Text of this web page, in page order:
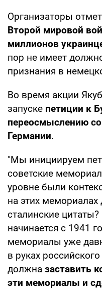
Организаторы
Второй мировой
миллионов
пор не имеет
признания в
Во время акции
запуске петиции к
переосмыслению
Германии.
"Мы инициируем
советские
уровне были
на этих мемориалах
сталинские
начинается с 1941
мемориалы уже
в руках
должна заставить
эти мемориалы и